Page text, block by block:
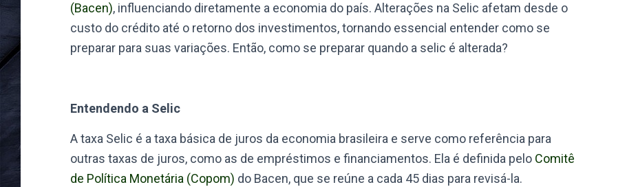
(Bacen), influenciando diretamente a economia do país. Alterações na Selic afetam desde o
custo do crédito até o retorno dos investimentos, tornando essencial entender como se
preparar para suas variações. Então, como se preparar quando a selic é alterada?
Entendendo a Selic
A taxa Selic é a taxa básica de juros da economia brasileira e serve como referência para
outras taxas de juros, como as de empréstimos e financiamentos. Ela é definida pelo Comitê
de Política Monetária (Copom) do Bacen, que se reúne a cada 45 dias para revisá-la.